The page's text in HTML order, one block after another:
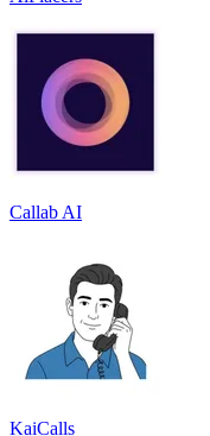
Callab AI
KaiCalls